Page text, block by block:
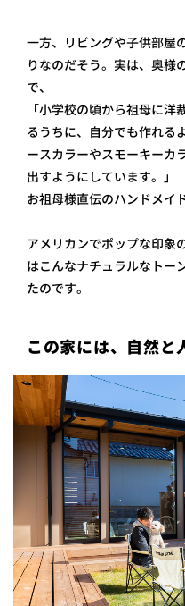
一方、リビングや子供部屋
りなのだそう。実は、奥様
で、
「小学校の頃から祖母に
るうちに、自分でも作れる
ースカラーやスモーキーカ
出すようにしています。」
お祖母様直伝のハンドメイ
アメリカンでポップな印象
はこんなナチュラルなトー
たのです。
この家には、自然と